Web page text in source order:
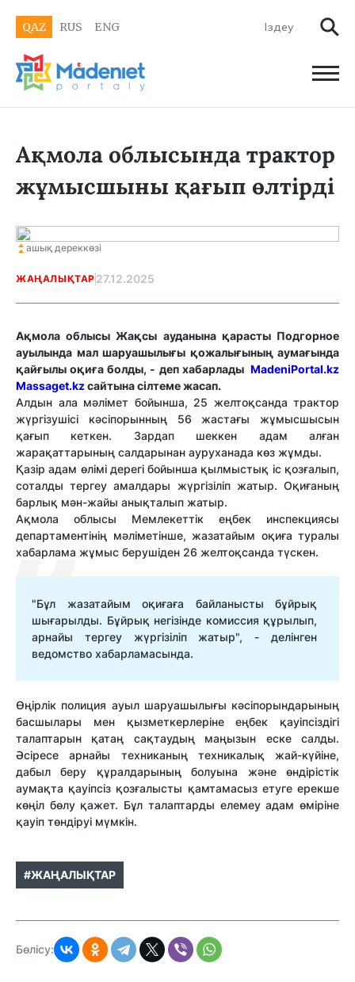
QAZ RUS ENG
Ақмола облысында трактор
жұмысшыны қағып өлтірді
ашық дереккөзі
ЖАҢАЛЫҚТАР 27.12.2025
Ақмола облысы Жақсы ауданына қарасты Подгорное
ауылында мал шаруашылығы қожалығының аумағында
қайғылы оқиға болды, - деп хабарлады MadeniPortal.kz
Massaget.kzсайтына сілтеме жасап.
Алдын ала мәлімет бойынша, 25 желтоқсанда трактор
жүргізушісі кәсіпорынның 56 жастағы жұмысшысын
қағып кеткен. Зардап шеккен адам алған
жарақаттарының салдарынан ауруханада көз жұмды.
Қазір адам өлімі дерегі бойынша қылмыстық іс қозғалып,
соталды тергеу амалдары жүргізіліп жатыр. Оқиғаның
барлық мән-жайы анықталып жатыр.
Ақмола облысы Мемлекеттік еңбек инспекциясы
департаментінің мәліметінше, жазатайым оқиға туралы
хабарлама жұмыс берушіден 26 желтоқсанда түскен.
"Бұл жазатайым оқиғаға байланысты бұйрық
шығарылды. Бұйрық негізінде комиссия құрылып,
арнайы тергеу жүргізіліп жатыр", - делінген
ведомство хабарламасында.
Өңірлік полиция ауыл шаруашылығы кәсіпорындарының
басшылары мен қызметкерлеріне еңбек қауіпсіздігі
талаптарын қатаң сақтаудың маңызын еске салды.
Әсіресе арнайы техниканың техникалық жай-күйіне,
дабыл беру құралдарының болуына және өндірістік
аумақта қауіпсіз қозғалысты қамтамасыз етуге ерекше
көңіл бөлу қажет. Бұл талаптарды елемеу адам өміріне
қауіп төндіруі мүмкін.
#ЖАҢАЛЫҚТАР
Бөлісу: